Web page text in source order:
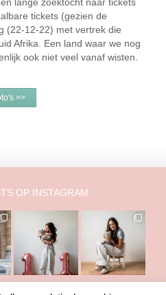
tickets (gezien de
(22-12-22) met vertrek die
Afrika. Een land waar we nog
ook niet veel vanaf wisten.
>>
OP INSTAGRAM